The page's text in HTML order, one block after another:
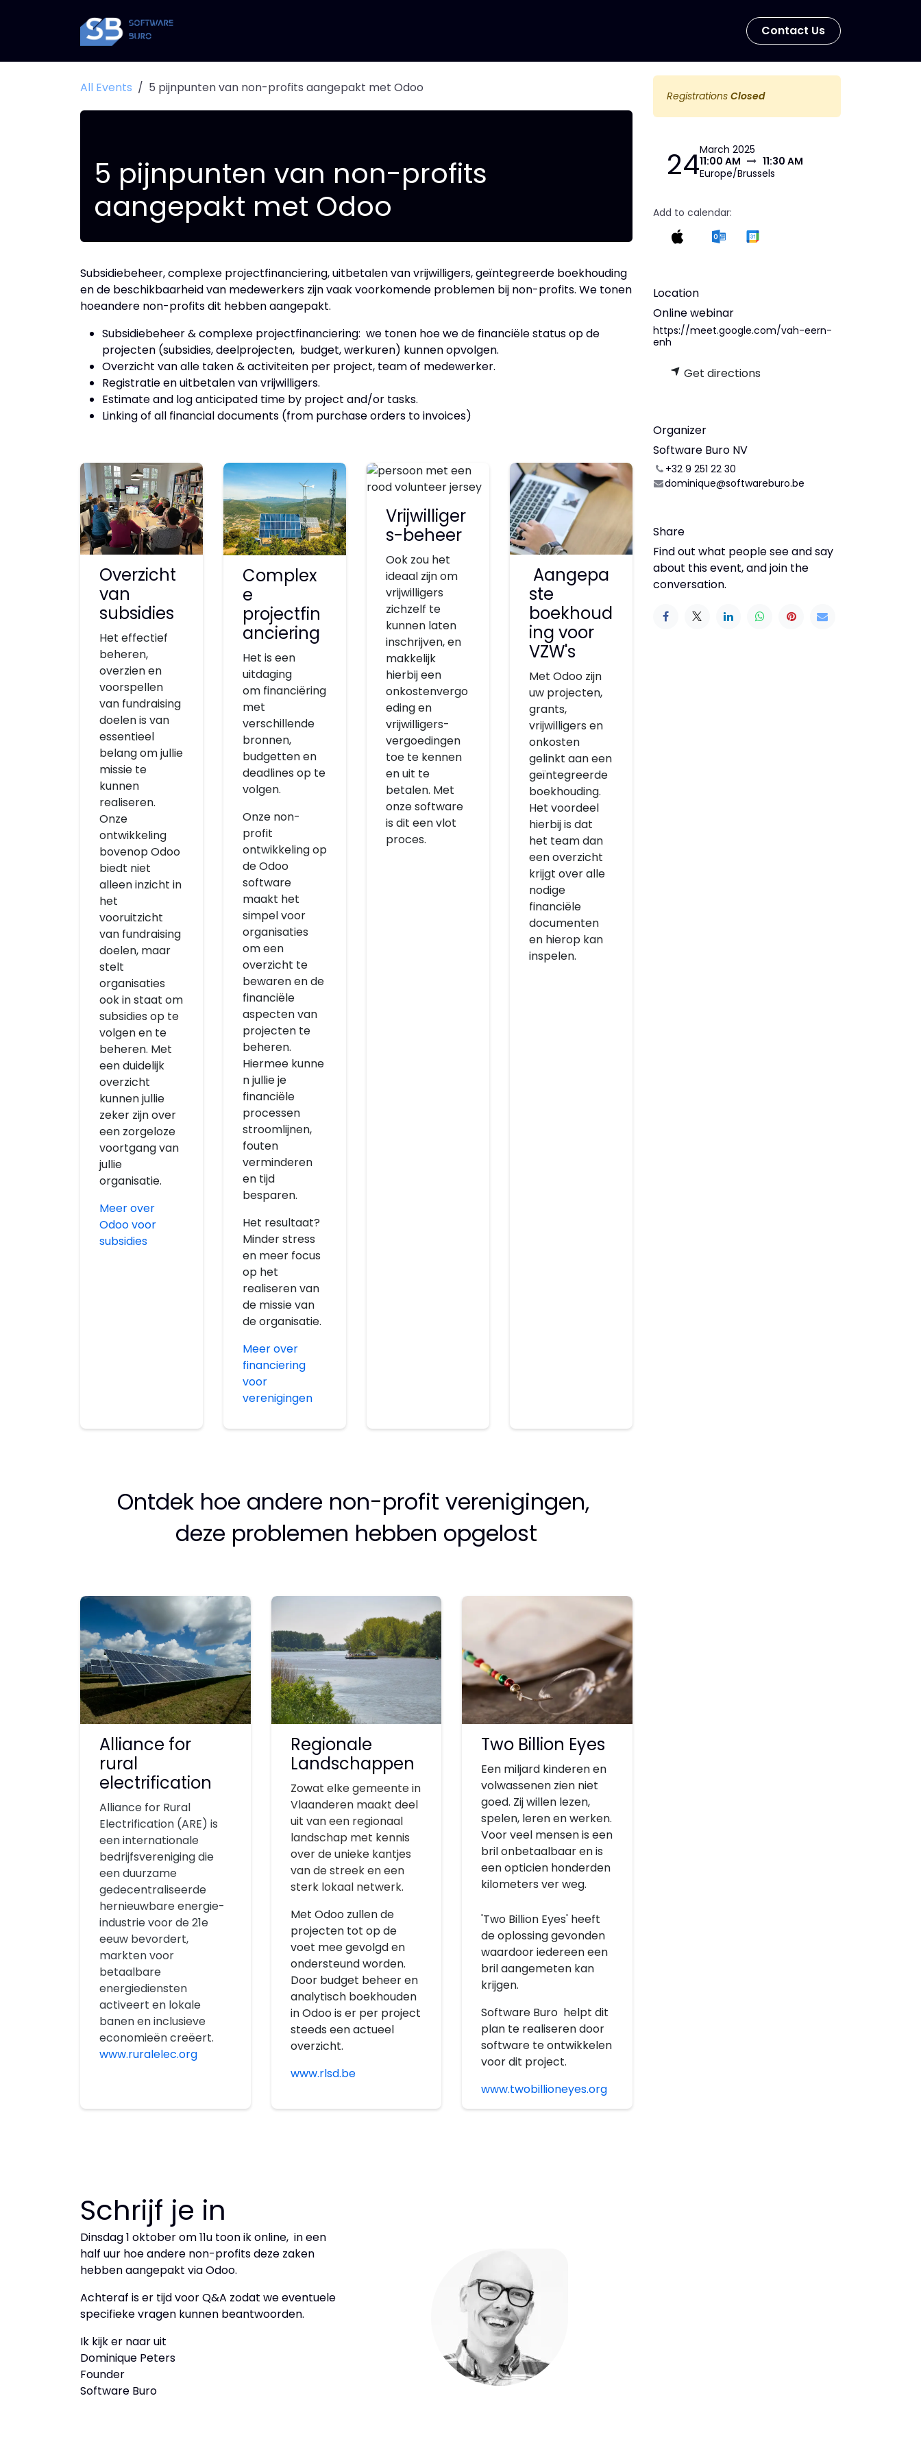
Con​​​​tact Us
All Events 5 pijnpunten van non-profits aangepakt met Odoo
5 pijnpunten van non-profits
aangepakt met Odoo
Subsidiebeheer, complexe projectfinanciering, uitbetalen van vrijwilligers, geïntegreerde boekhouding
en de beschikbaarheid van medewerkers zijn vaak voorkomende problemen bij non-profits. We tonen
hoeandere non-profits dit hebben aangepakt.
Subsidiebeheer & complexe projectfinanciering: we tonen hoe we de financiële status op de
projecten (subsidies, deelprojecten, budget, werkuren) kunnen opvolgen.
Overzicht van alle taken & activiteiten per project, team of medewerker.
Registratie en uitbetalen van vrijwilligers.
Estimate and log anticipated time by project and/or tasks.
Linking of all financial documents (from purchase orders to invoices)
Overzicht
van
subsidies
Het effectief
beheren,
overzien en
voorspellen
van fundraising
doelen is van
essentieel
belang om jullie
missie te
kunnen
realiseren.
Onze
ontwikkeling
bovenop Odoo
biedt niet
alleen inzicht in
het
vooruitzicht
van fundraising
doelen, maar
stelt
organisaties
ook in staat om
subsidies op te
volgen en te
beheren. Met
een duidelijk
overzicht
kunnen jullie
zeker zijn over
een zorgeloze
voortgang van
jullie
organisatie.
Meer over
Odoo voor
subsidies
Complex
e
projectfin
anciering
Het is een
uitdaging
om financiëring
met
verschillende
bronnen,
budgetten en
deadlines op te
volgen.
Onze non-
profit
ontwikkeling op
de Odoo
software
maakt het
simpel voor
organisaties
om een
overzicht te
bewaren en de
financiële
aspecten van
projecten te
beheren.
Hiermee kunne
n jullie je
financiële
processen
stroomlijnen,
fouten
verminderen
en tijd
besparen.
Het resultaat?
Minder stress
en meer focus
op het
realiseren van
de missie van
de organisatie.
Meer over
financiering
voor
verenigingen
Vrijwilliger
s-beheer
Ook zou het
ideaal zijn om
vrijwilligers
zichzelf te
kunnen laten
inschrijven, en
makkelijk
hierbij een
onkostenvergo
eding en
vrijwilligers-
vergoedingen
toe te kennen
en uit te
betalen. Met
onze software
is dit een vlot
proces.
Aangepa
ste
boekhoud
ing voor
VZW's
Met Odoo zijn
uw projecten,
grants,
vrijwilligers en
onkosten
gelinkt aan een
geïntegreerde
boekhouding.
Het voordeel
hierbij is dat
het team dan
een overzicht
krijgt over alle
nodige
financiële
documenten
en hierop kan
inspelen.
Ontdek hoe andere non-profit verenigingen,
deze problemen hebben opgelost
Alliance for
rural
electrification
Alliance for Rural
Electrification (ARE) is
een internationale
bedrijfsvereniging die
een duurzame
gedecentraliseerde
hernieuwbare energie-
industrie voor de 21e
eeuw bevordert,
markten voor
betaalbare
energiediensten
activeert en lokale
banen en inclusieve
economieën creëert.
www.ruralelec.org
Regionale
Landschappen
Zowat elke gemeente in
Vlaanderen maakt deel
uit van een regionaal
landschap met kennis
over de unieke kantjes
van de streek en een
sterk lokaal netwerk.
Met Odoo zullen de
projecten tot op de
voet mee gevolgd en
ondersteund worden.
Door budget beheer en
analytisch boekhouden
in Odoo is er per project
steeds een actueel
overzicht.
www.rlsd.be
Two Billion Eyes
Een miljard kinderen en
volwassenen zien niet
goed. Zij willen lezen,
spelen, leren en werken.
Voor veel mensen is een
bril onbetaalbaar en is
een opticien honderden
kilometers ver weg.
'Two Billion Eyes' heeft
de oplossing gevonden
waardoor iedereen een
bril aangemeten kan
krijgen.
Software Buro helpt dit
plan te realiseren door
software te ontwikkelen
voor dit project.
www.twobillioneyes.org
Schrijf je in
Dinsdag 1 oktober om 11u toon ik online, in een
half uur hoe andere non-profits deze zaken
hebben aangepakt via Odoo.
Achteraf is er tijd voor Q&A zodat we eventuele
specifieke vragen kunnen beantwoorden.
Ik kijk er naar uit
Dominique Peters
Founder
Software Buro
Registrations Closed
24March 2025
11:00 AM
11:30 AM
Europe/Brussels
Add to calendar:
Location
Online webinar
https://meet.google.com/vah-eern-
enh
Get directions
Organizer
Software Buro NV
+32 9 251 22 30
dominique@softwareburo.be
Share
Find out what people see and say
about this event, and join the
conversation.